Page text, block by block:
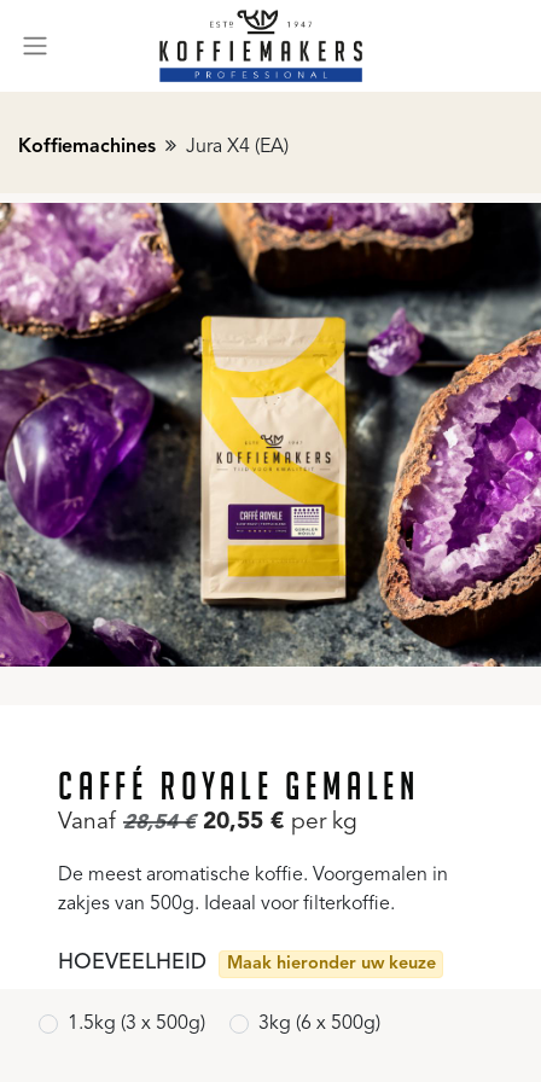
Koffiemachines Jura X4 (EA)
CAFFÉ ROYALE GEMALEN
Vanaf 28,54€ 20,55 € per kg
De meest aromatische koffie. Voorgemalen in
zakjes van 500g. Ideaal voor filterkoffie.
HOEVEELHEID Maak hieronder uw keuze
1.5kg (3 x 500g) 3kg (6 x 500g)